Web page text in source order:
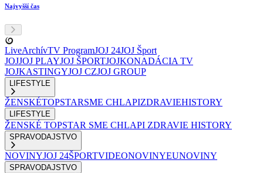
Najvyšší čas
LiveArchívTV ProgramJOJ 24JOJ Šport
JOJJOJ PLAYJOJ ŠPORTJOJKONADÁCIA TV
JOJKASTINGYJOJ CZJOJ GROUP
LIFESTYLE
ŽENSKÉTOPSTARSME CHLAPIZDRAVIEHISTORY
LIFESTYLE
ŽENSKÉ TOPSTAR SME CHLAPI ZDRAVIE HISTORY
SPRAVODAJSTVO
NOVINYJOJ 24ŠPORTVIDEONOVINYEUNOVINY
SPRAVODAJSTVO